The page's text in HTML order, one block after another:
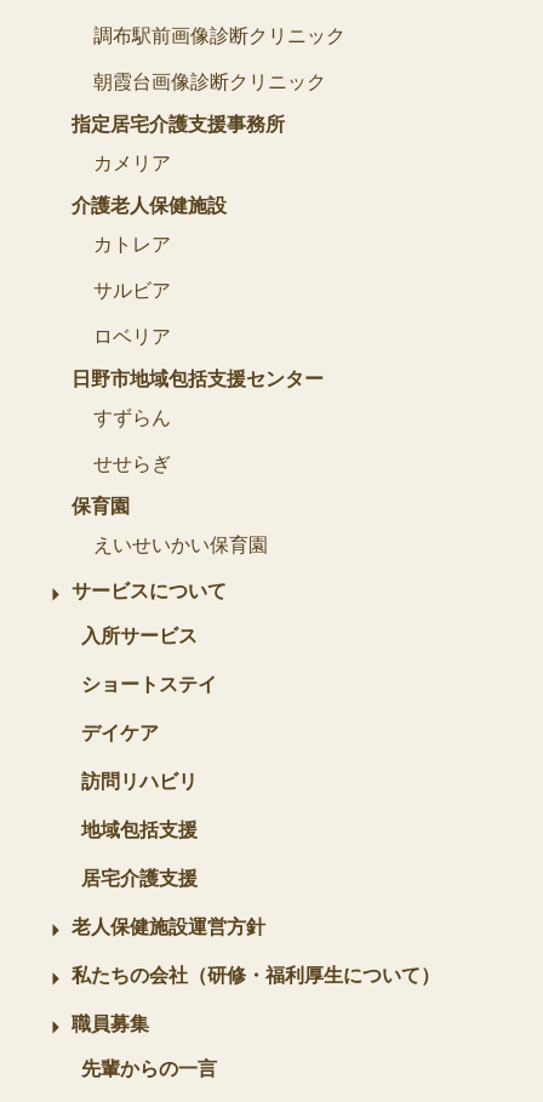
調布駅前画像診断クリニック
朝霞台画像診断クリニック
指定居宅介護支援事務所
カメリア
介護老人保健施設
カトレア
サルビア
ロベリア
日野市地域包括支援センター
すずらん
せせらぎ
保育園
えいせいかい保育園
サービスについて
入所サービス
ショートステイ
デイケア
訪問リハビリ
地域包括支援
居宅介護支援
老人保健施設運営方針
私たちの会社（研修・福利厚生について）
職員募集
先輩からの一言